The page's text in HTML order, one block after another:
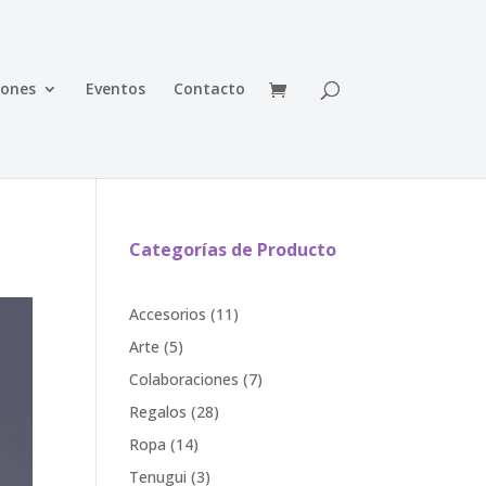
Eventos Contacto
Categorías de Producto
Accesorios 11 11
Arte 55
products
Colaboraciones 77
Regalos 2828
Ropa 1414
products
Tenugui 33